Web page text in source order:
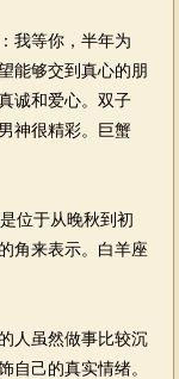
我等你，半年为
能够交到真心的朋
诚和爱心。双子
神很精彩。巨蟹
位于从晚秋到初
角来表示。白羊座
人虽然做事比较沉
自己的真实情绪。